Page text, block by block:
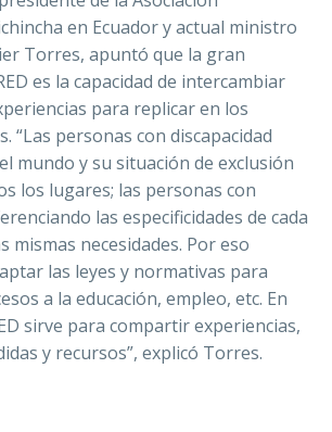
en Ecuador y actual ministro
Torres, apuntó que la gran
es la capacidad de intercambiar
para replicar en los
“Las personas con discapacidad
mundo y su situación de exclusión
los lugares; las personas con
las especificidades de cada
mismas necesidades. Por eso
las leyes y normativas para
a la educación, empleo, etc. En
sirve para compartir experiencias,
y recursos”, explicó Torres.